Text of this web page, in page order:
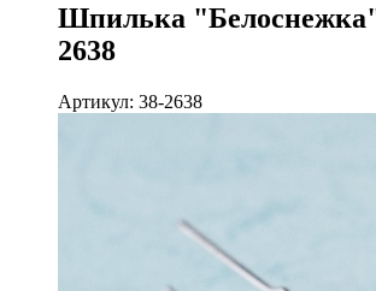
Шпилька
2638
Артикул: 38-2638